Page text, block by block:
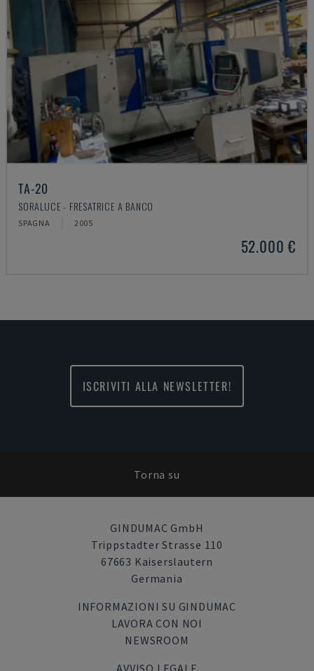
TA-20
SORALUCE - FRESATRICE A BANCO
SPAGNA 2005
52.000 €
ISCRIVITI ALLA NEWSLETTER!
Torna su
GINDUMAC GmbH
Trippstadter Strasse 110
67663 Kaiserslautern
Germania
INFORMAZIONI SU GINDUMAC
LAVORA CON NOI
NEWSROOM
AVVISO LEGALE